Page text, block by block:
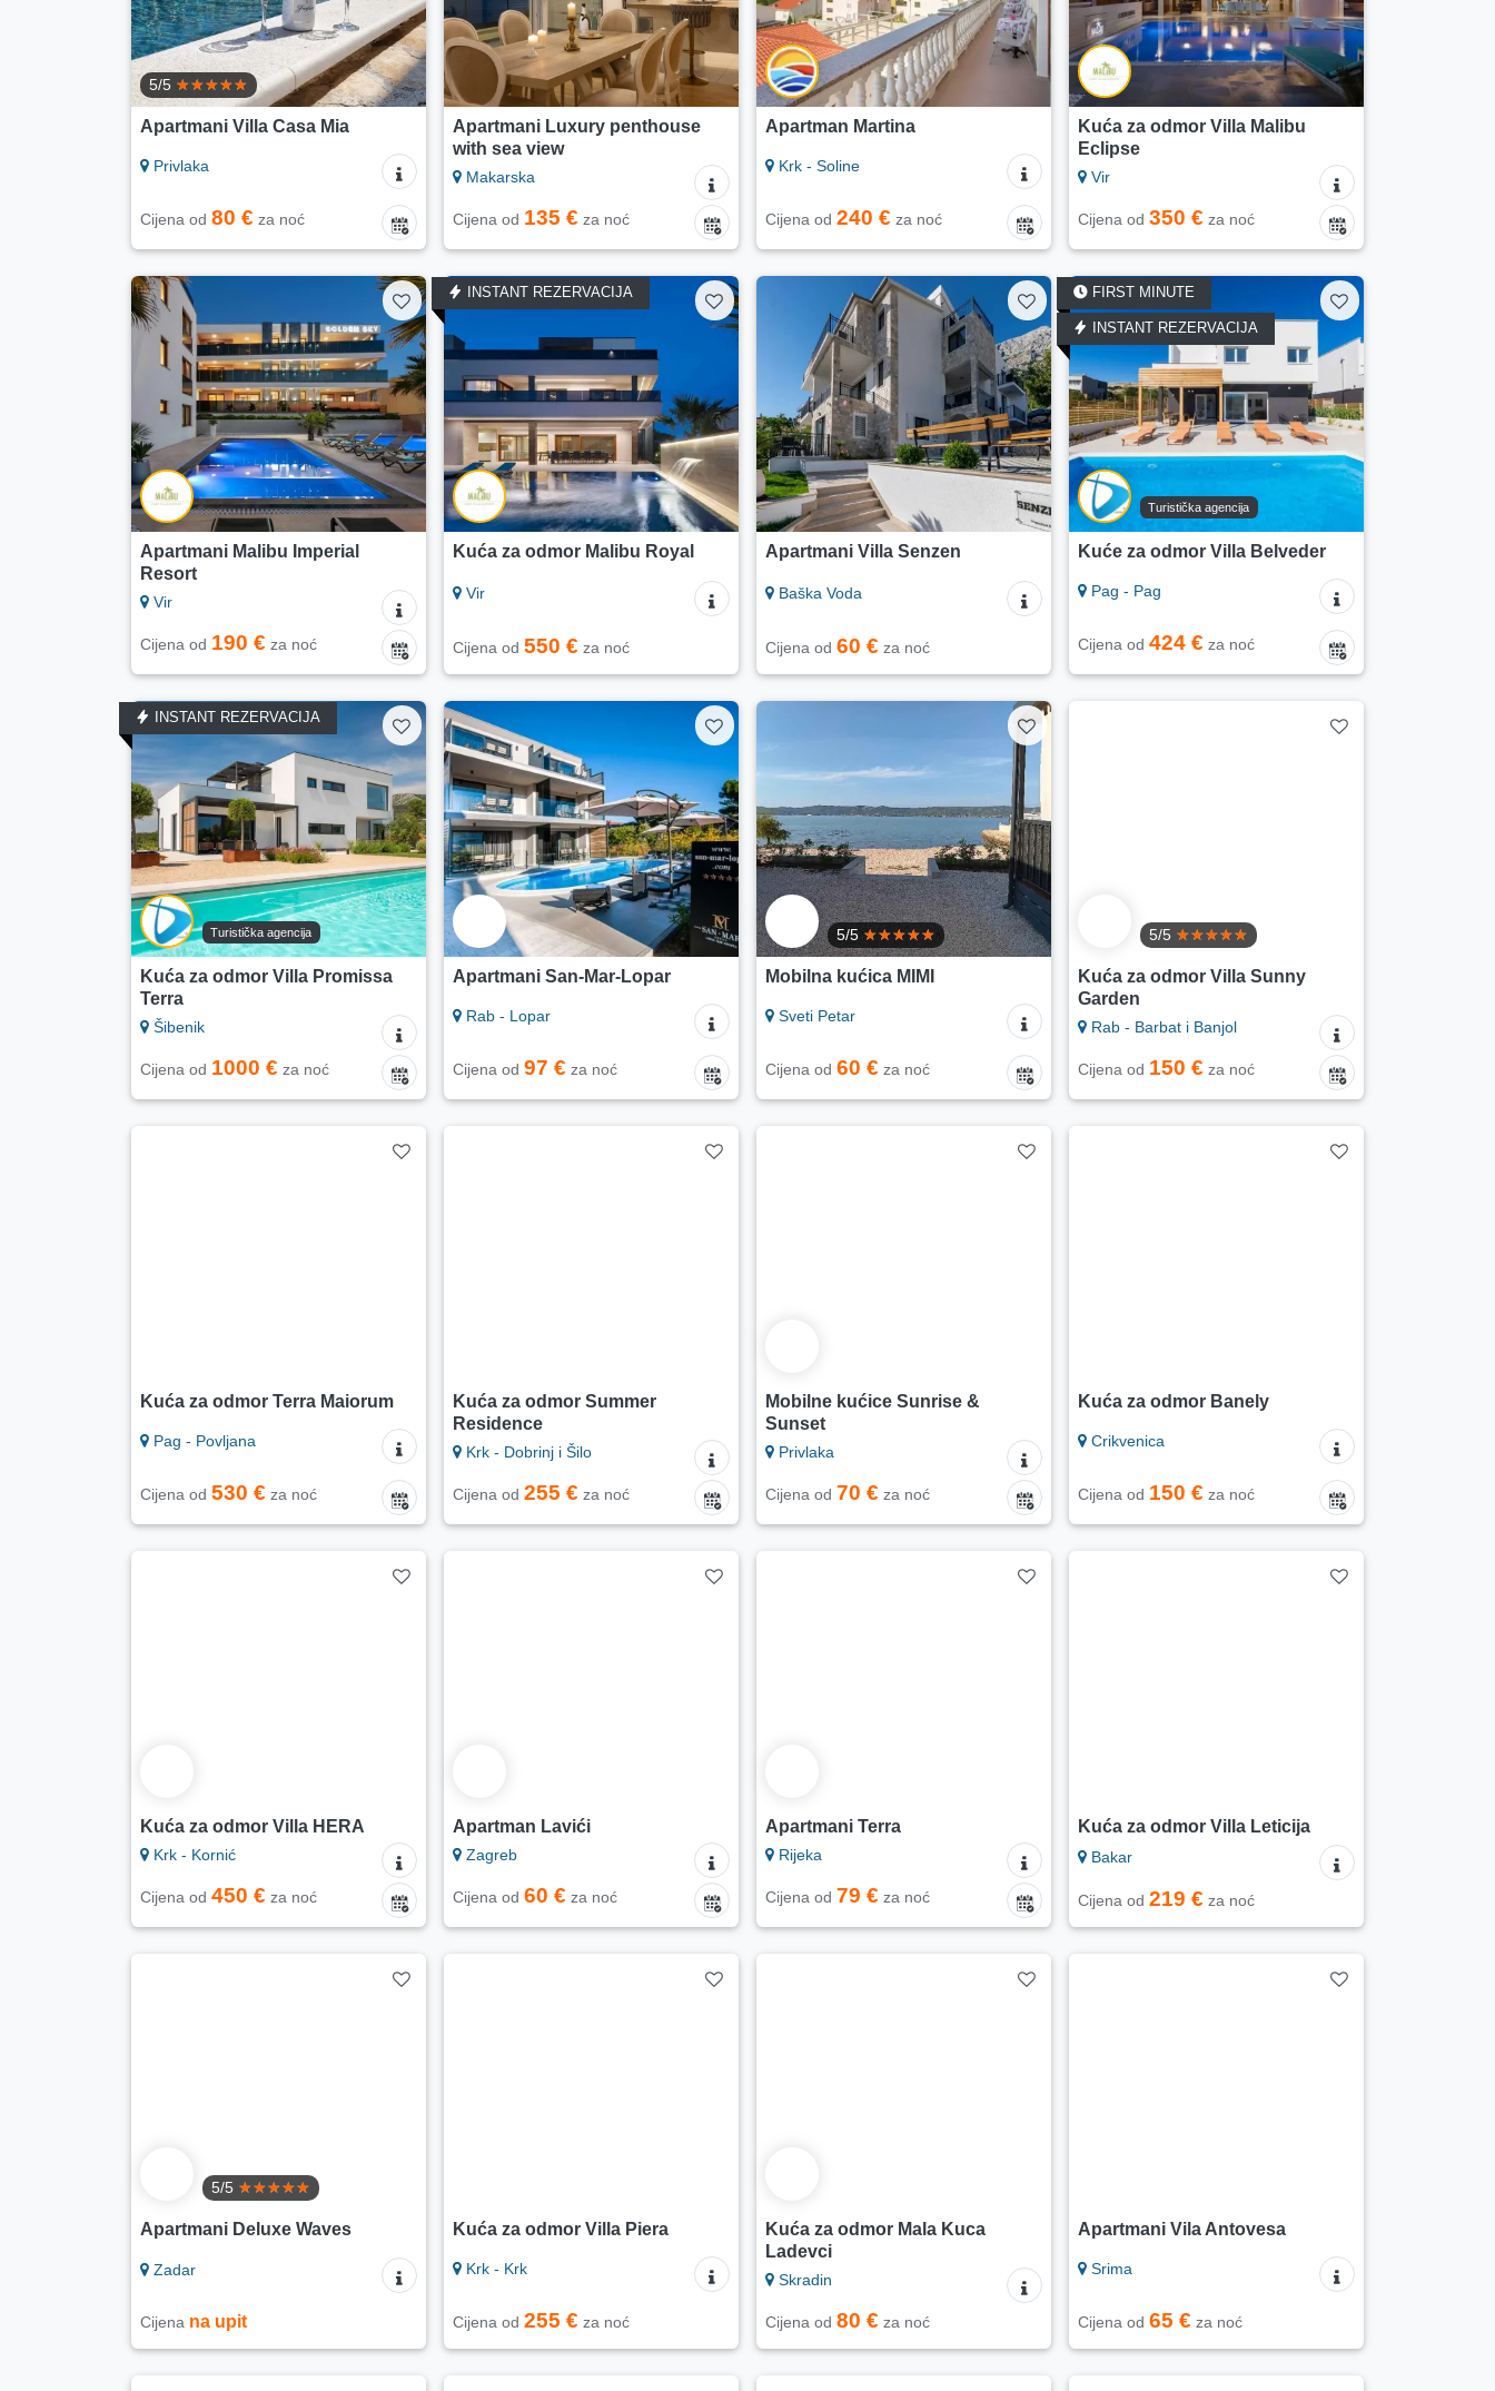
5/5
Apartmani Villa Casa Mia
Privlaka
Cijena od 80 € za noć
Apartmani Luxury penthouse
with sea view
Makarska
Cijena od 135 € za noć
Apartman Martina
Krk - Soline
Cijena od 240 € za noć
Kuća za odmor Villa Malibu
Eclipse
Vir
Cijena od 350 € za noć
Apartmani Malibu Imperial
Resort
Vir
Cijena od 190 € za noć
INSTANT REZERVACIJA
Kuća za odmor Malibu Royal
Vir
Cijena od 550 € za noć
Apartmani Villa Senzen
Baška Voda
Cijena od 60 € za noć
FIRST MINUTE
INSTANT REZERVACIJA
Turistička agencija
Kuće za odmor Villa Belveder
Pag - Pag
Cijena od 424 € za noć
INSTANT REZERVACIJA
Turistička agencija
Kuća za odmor Villa Promissa
Terra
Šibenik
Cijena od 1000 € za noć
Apartmani San-Mar-Lopar
Rab - Lopar
Cijena od 97 € za noć
5/5
Mobilna kućica MIMI
Sveti Petar
Cijena od 60 € za noć
5/5
Kuća za odmor Villa Sunny
Garden
Rab - Barbat i Banjol
Cijena od 150 € za noć
Kuća za odmor Terra Maiorum
Pag - Povljana
Cijena od 530 € za noć
Kuća za odmor Summer
Residence
Krk - Dobrinj i Šilo
Cijena od 255 € za noć
Mobilne kućice Sunrise &
Sunset
Privlaka
Cijena od 70 € za noć
Kuća za odmor Banely
Crikvenica
Cijena od 150 € za noć
Kuća za odmor Villa HERA
Krk - Kornić
Cijena od 450 € za noć
Apartman Lavići
Zagreb
Cijena od 60 € za noć
Apartmani Terra
Rijeka
Cijena od 79 € za noć
Kuća za odmor Villa Leticija
Bakar
Cijena od 219 € za noć
5/5
Apartmani Deluxe Waves
Zadar
Cijena na upit
Kuća za odmor Villa Piera
Krk - Krk
Cijena od 255 € za noć
Kuća za odmor Mala Kuca
Ladevci
Skradin
Cijena od 80 € za noć
Apartmani Vila Antovesa
Srima
Cijena od 65 € za noć